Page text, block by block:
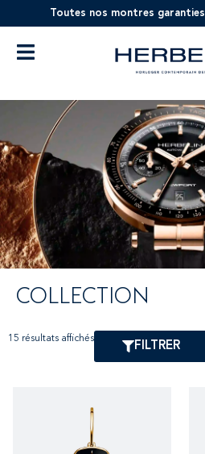
Toutes nos montres garanties
COLLECTION
15 résultats affichés
FILTRER